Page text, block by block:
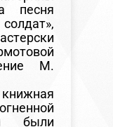
песня
М.
были